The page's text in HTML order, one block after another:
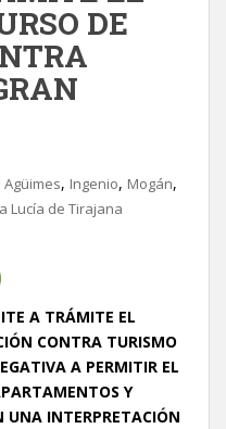
DE
Agüimes, Ingenio, Mogán,
Lucía de Tirajana
A TRÁMITE EL
CONTRA TURISMO
A PERMITIR EL
Y
UNA INTERPRETACIÓN